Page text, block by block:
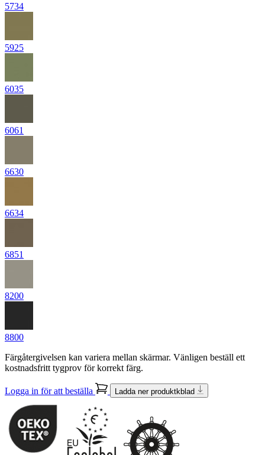
5734
5925
6035
6061
6630
6634
6851
8200
8800
Färgåtergivelsen kan variera mellan skärmar. Vänligen beställ ett
kostnadsfritt tygprov för korrekt färg.
Logga in för att beställa Ladda ner produktkblad